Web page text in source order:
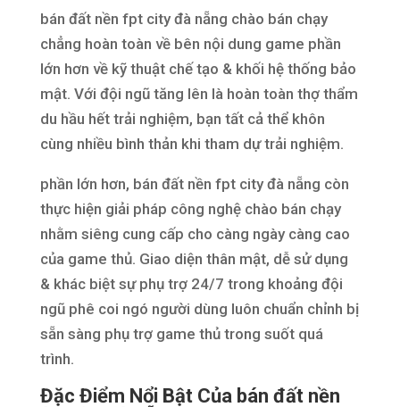
bán đất nền fpt city đà nẵng chào bán chạy
chẳng hoàn toàn về bên nội dung game phần
lớn hơn về kỹ thuật chế tạo & khối hệ thống bảo
mật. Với đội ngũ tăng lên là hoàn toàn thợ thẩm
du hầu hết trải nghiệm, bạn tất cả thể khôn
cùng nhiều bình thản khi tham dự trải nghiệm.
phần lớn hơn, bán đất nền fpt city đà nẵng còn
thực hiện giải pháp công nghệ chào bán chạy
nhằm siêng cung cấp cho càng ngày càng cao
của game thủ. Giao diện thân mật, dễ sử dụng
& khác biệt sự phụ trợ 24/7 trong khoảng đội
ngũ phê coi ngó người dùng luôn chuẩn chỉnh bị
sẵn sàng phụ trợ game thủ trong suốt quá
trình.
Đặc Điểm Nổi Bật Của bán đất nền